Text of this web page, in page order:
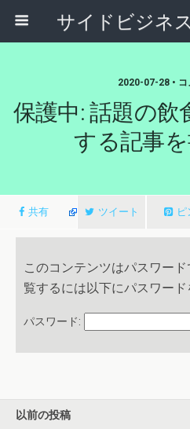
2020-07-28 • コ
保護中: 話題の飲
する記事
共有 ツイート ピ
このコンテンツはパスワー
覧するには以下にパスワード
パスワード:
以前の投稿